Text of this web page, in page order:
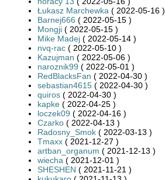
Łukasz Marchewka ( 2022-05-16 )
Barnej666 ( 2022-05-15 )
Mongji ( 2022-05-15 )
Mike Madej ( 2022-05-14 )
nvq-rac ( 2022-05-10 )
Kazujman ( 2022-05-06 )
naroznik99 ( 2022-05-01 )
RedBlacksFan ( 2022-04-30 )
sebastian4615 ( 2022-04-30 )
quiros ( 2022-04-30 )
kapke ( 2022-04-25 )
loczek09 ( 2022-04-16 )
Czarko ( 2022-04-13 )
Radosny_Smok ( 2022-03-13 )
Tmaxx ( 2021-12-27 )
artban_organum ( 2021-12-13 )
wiecha ( 2021-12-01 )
SHESHEN ( 2021-11-21 )